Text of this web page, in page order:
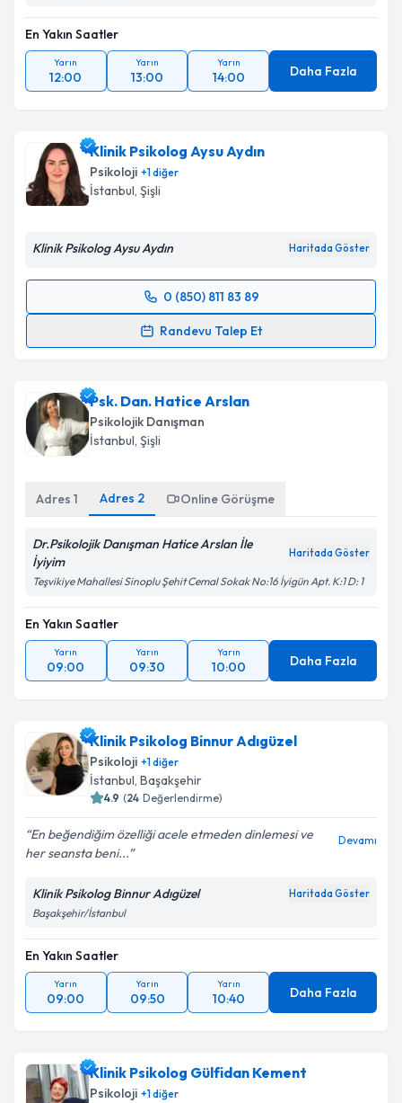
En Yakın Saatler
Yarın
12:00
Yarın
13:00
Yarın
14:00 Daha Fazla
Klinik Psikolog Aysu Aydın
Psikoloji +1diğer
İstanbul, Şişli
Klinik Psikolog Aysu Aydın Haritada Göster
0 (850) 811 83 89
Randevu Talep Et
Randevu Takvimi Talebi
takvim hazırlandığında e-posta ile bilgilendireceğiz.
E-posta Adresiniz
Metni'ni okudum ve kişisel verilerimin belirtilen
kapsamda işlenmesini kabul ediyorum.
Psk. Dan. Hatice Arslan
Psikolojik Danışman
İstanbul, Şişli
Adres 1 Adres 2 Online Görüşme
Dr.Psikolojik Danışman Hatice Arslan İle
İyiyim
Haritada Göster
Teşvikiye Mahallesi Sinoplu Şehit Cemal Sokak No:16 İyigün Apt. K:1 D: 1
En Yakın Saatler
Yarın
09:00
Yarın
09:30
Yarın
10:00 Daha Fazla
Klinik Psikolog Binnur Adıgüzel
Psikoloji +1diğer
İstanbul, Başakşehir
4.9 (24 Değerlendirme)
En beğendiğim özelliği acele etmeden dinlemesi ve
her seansta beni...
Devamı
Klinik Psikolog Binnur Adıgüzel Haritada Göster
Başakşehir/İstanbul
En Yakın Saatler
Yarın
09:00
Yarın
09:50
Yarın
10:40 Daha Fazla
Klinik Psikolog Gülfidan Kement
Psikoloji +1diğer